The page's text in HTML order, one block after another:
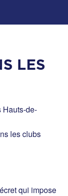
LES
Hauts-de-
les clubs
qui impose